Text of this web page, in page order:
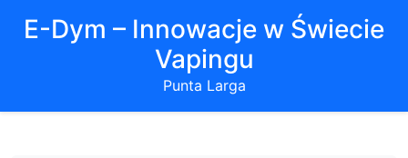
E-Dym – Innowacje w Świecie
Vapingu
Punta Larga